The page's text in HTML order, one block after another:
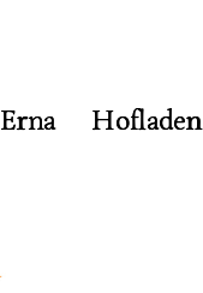
Erna Hofladen